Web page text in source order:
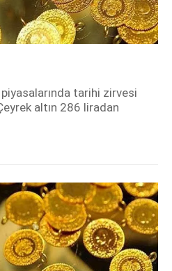
tarihi zirvesi
altın 286 liradan